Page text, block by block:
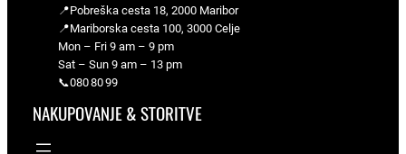
📍Pobreška cesta 18, 2000 Maribor
📍Mariborska cesta 100, 3000 Celje
Mon – Fri 9 am – 9 pm
Sat – Sun 9 am – 13 pm
📞080 80 99
NAKUPOVANJE & STORITVE